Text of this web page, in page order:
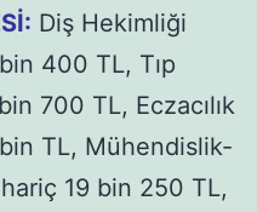
Diş Hekimliği
400 TL, Tıp
700 TL, Eczacılık
TL, Mühendislik-
19 bin 250 TL,